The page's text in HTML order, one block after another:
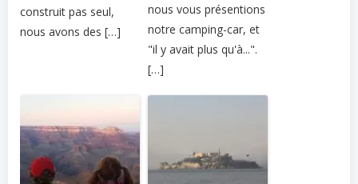
construit pas seul,
nous avons des […]
nous vous présentions
notre camping-car, et
"il y avait plus qu'à...".
[…]